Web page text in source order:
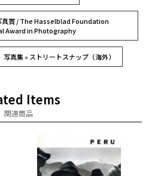
真賞 / The Hasselblad Foundation
Award in Photography
写真集 » ストリートスナップ（海外）
Items
関連商品